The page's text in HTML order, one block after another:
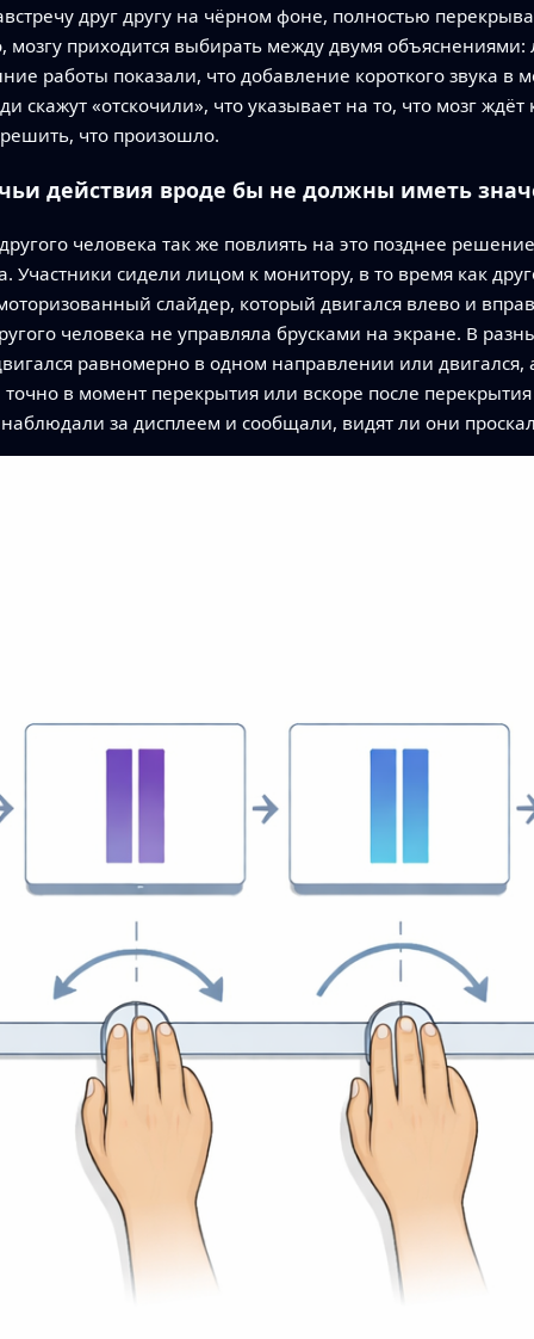
друг другу на чёрном фоне, полностью
мозгу приходится выбирать между двумя
работы показали, что добавление короткого звука в
скажут «отскочили», что указывает на то, что мозг
что произошло.
действия вроде бы не должны иметь
человека так же повлиять на это позднее
Участники сидели лицом к монитору, в то время как
слайдер, который двигался влево и
человека не управляла брусками на экране. В
равномерно в одном направлении или двигался,
в момент перекрытия или вскоре после
за дисплеем и сообщали, видят ли они